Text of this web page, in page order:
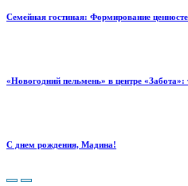
Семейная гостиная: Формирование
«Новогодний пельмень» в центре «Забота»:
С днем рождения, Мадина!